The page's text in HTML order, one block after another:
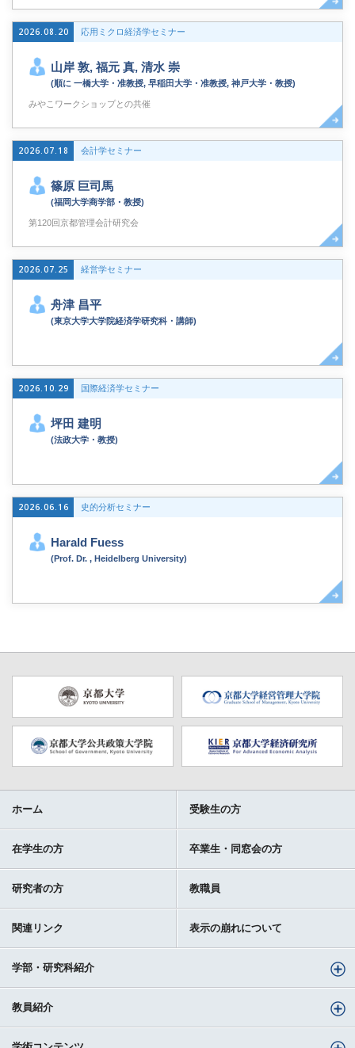
2026.08.20 応用ミクロ経済学セミナー
山岸 敦, 福元 真, 清水 崇
(順に 一橋大学・准教授, 早稲田大学・准教授, 神戸大学・教授)
みやこワークショップとの共催
2026.07.18 会計学セミナー
篠原 巨司馬
(福岡大学商学部・教授)
第120回京都管理会計研究会
2026.07.25 経営学セミナー
舟津 昌平
(東京大学大学院経済学研究科・講師)
2026.10.29 国際経済学セミナー
坪田 建明
(法政大学・教授)
2026.06.16 史的分析セミナー
Harald Fuess
(Prof. Dr. , Heidelberg University)
ホーム 受験生の方
在学生の方 卒業生・同窓会の方
研究者の方 教職員
関連リンク 表示の崩れについて
学部・研究科紹介
教員紹介